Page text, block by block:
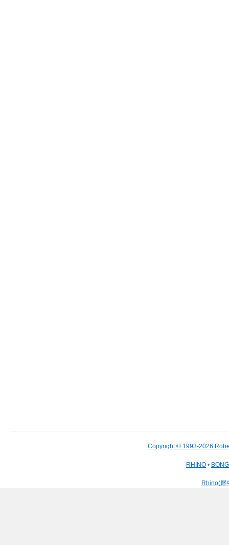
Copyright © 1993-2026
RHINO •
Rhino(犀